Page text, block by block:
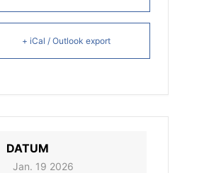
+ iCal / Outlook export
DATUM
Jan. 19 2026